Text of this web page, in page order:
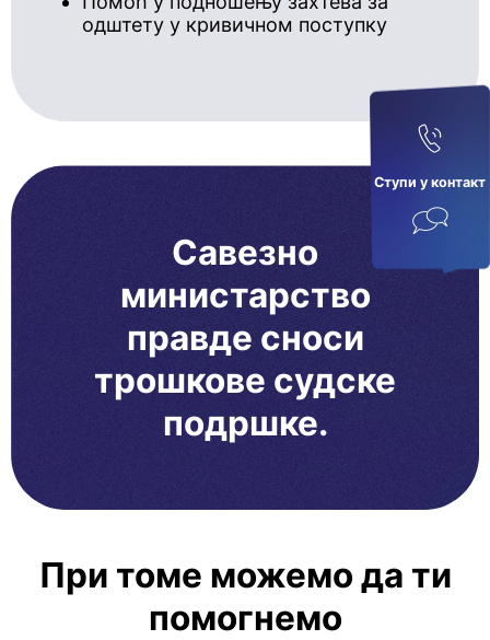
Ступи у кoнтaкт
одштету у кривичном поступку
Савезно
министарство
правде сноси
трошкове судске
подршке.
При томе можемо да ти
помогнемо